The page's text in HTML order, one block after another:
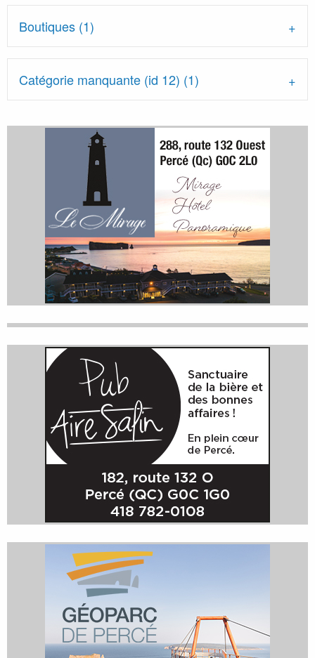
Boutiques (1)
Catégorie manquante (id 12) (1)